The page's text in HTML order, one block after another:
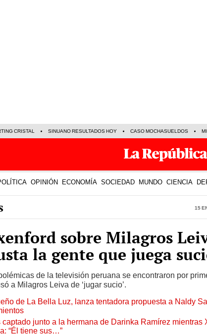
CRISTAL SINUANO RESULTADOS HOY CASO MOCHASUELDOS
OPINIÓN ECONOMÍA SOCIEDAD MUNDO CIENCIA
15
sobre Milagros
la gente que juega
de la televisión peruana se encontraron por
a Milagros Leiva de ‘jugar sucio’.
de La Bella Luz, lanza tentadora propuesta a Naldy
captado junto a la hermana de Darinka Ramírez mientras
“Él tiene sus…”